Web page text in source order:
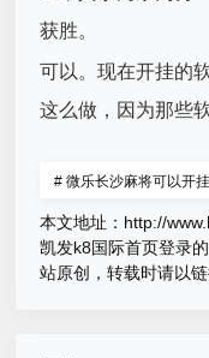
获胜。
可以。现在开挂的
这么做，因为那些
# 微乐长沙麻将可以开
本文地址： http://
凯发k8国际首页登录
站原创，转载时请以